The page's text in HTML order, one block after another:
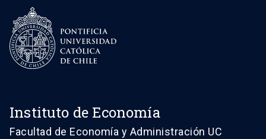
Instituto de Economía
Facultad de Economía y Administración UC